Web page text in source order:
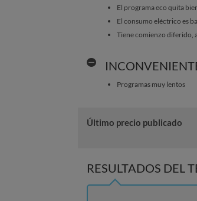
El programa eco quita
El consumo eléctrico es
Tiene comienzo diferido,
Programas muy lentos
Último precio publicado
RESULTADOS DEL